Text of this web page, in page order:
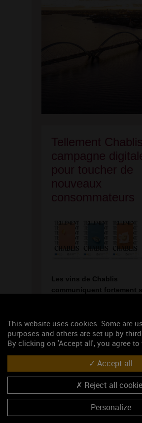
Tellement
campagne
pour toucher de
nouveaux
consommateurs
Les vins de Chablis
communiquent fortement
Chablis ». L’objectif :
les idées reçues et
image auprès des jeunes
consommateurs.
L’accent est mis sur le style
des vins de Chablis, à la fois
sûre et résolument
vins faciles à comprendre et à
accorder.
This website uses cookies. Some are
purposes and others are set up by
By clicking on 'Accept all', you agree to
Accept all
Reject all
Personalize